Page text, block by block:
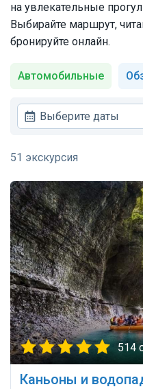
на увлекательные
Выбирайте маршрут,
бронируйте онлайн.
Автомобильные
Выберите даты
514
Каньоны и